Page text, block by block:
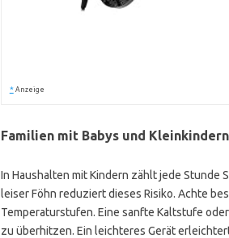
* Anzeige
Familien mit Babys und Kleinkindern
In Haushalten mit Kindern zählt jede Stunde
leiser Föhn reduziert dieses Risiko. Achte
Temperaturstufen. Eine sanfte Kaltstufe
zu überhitzen. Ein leichteres Gerät